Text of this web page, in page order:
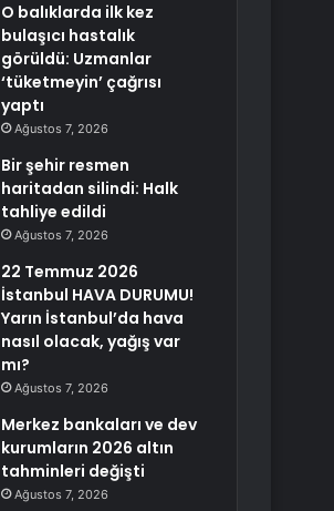
O balıklarda ilk kez
bulaşıcı hastalık
görüldü: Uzmanlar
‘tüketmeyin’ çağrısı
yaptı
Ağustos 7, 2026
Bir şehir resmen
haritadan silindi: Halk
tahliye edildi
Ağustos 7, 2026
22 Temmuz 2026
İstanbul HAVA DURUMU!
Yarın İstanbul’da hava
nasıl olacak, yağış var
mı?
Ağustos 7, 2026
Merkez bankaları ve dev
kurumların 2026 altın
tahminleri değişti
Ağustos 7, 2026